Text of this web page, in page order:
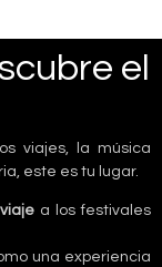
el
viajes, la música
este es tu lugar.
a los festivales
una experiencia